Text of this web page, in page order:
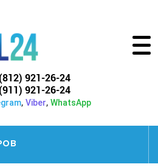
921-26-24
921-26-24
, Viber, WhatsApp